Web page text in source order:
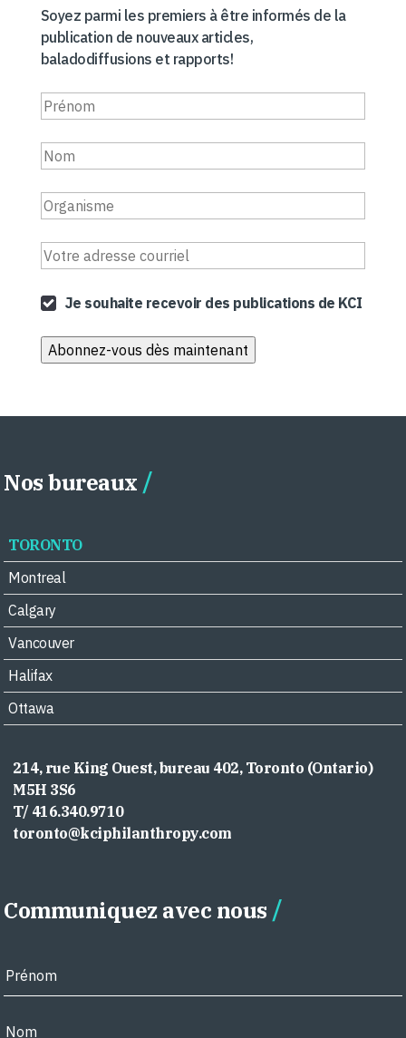
Soyez parmi les premiers à être informés de la
publication de nouveaux articles,
baladodiffusions et rapports!
Je souhaite recevoir des publications de KCI
Nos bureaux
TORONTO
Montreal
Calgary
Vancouver
Halifax
Ottawa
214, rue King Ouest, bureau 402, Toronto (Ontario)
M5H 3S6
T/ 416.340.9710
toronto@kciphilanthropy.com
Communiquez avec nous